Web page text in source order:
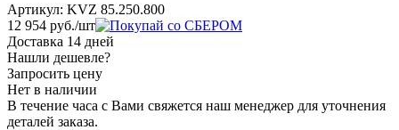
Артикул: KVZ 85.250.800
12 954 руб./шт
Доставка 14 дней
Нашли дешевле?
Запросить цену
Нет в наличии
В течение часа с Вами свяжется наш менеджер для уточнения
деталей заказа.